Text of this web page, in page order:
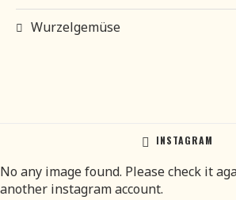
Wurzelgemüse
INSTAGRAM
No any image found. Please check it
another instagram account.